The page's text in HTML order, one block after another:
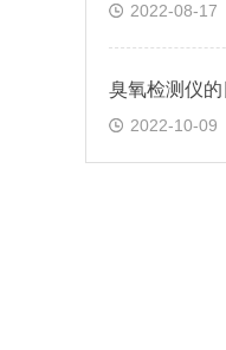
2022-08-17
臭氧检测仪
2022-10-09